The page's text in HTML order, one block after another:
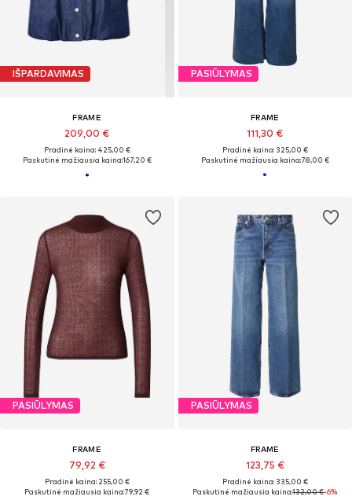
IŠPARDAVIMAS
FRAME
209,00 €
Pradinė kaina: 425,00 €
Paskutinė mažiausia kaina:167,20 €
PASIŪLYMAS
FRAME
111,30 €
Pradinė kaina: 325,00 €
Paskutinė mažiausia kaina:78,00 €
PASIŪLYMAS
FRAME
79,92 €
Pradinė kaina: 255,00 €
Paskutinė mažiausia kaina:79,92 €
PASIŪLYMAS
FRAME
123,75 €
Pradinė kaina: 335,00 €
Paskutinė mažiausia kaina:132,00 €-6%